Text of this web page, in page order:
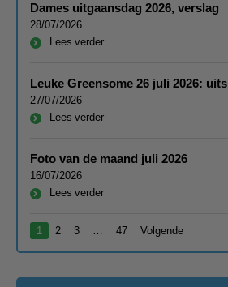
Dames uitgaansdag 2026, verslag
28/07/2026
Lees verder
Leuke Greensome 26 juli 2026:
27/07/2026
Lees verder
Foto van de maand juli 2026
16/07/2026
Lees verder
1 2 3 47 Volgende